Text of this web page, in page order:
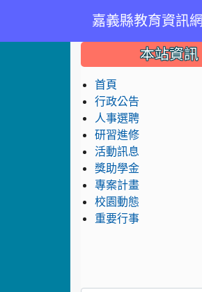
嘉義縣教育資訊網
::: 本站資訊
首頁
行政公告
人事選聘
研習進修
活動訊息
獎助學金
專案計畫
校園動態
重要行事